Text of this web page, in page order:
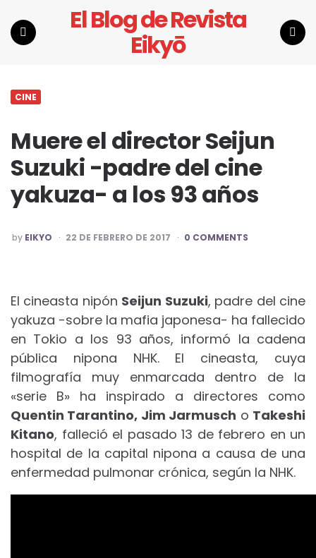
El Blog de Revista
Eikyō
CINE
Muere el director Seijun
Suzuki -padre del cine
yakuza- a los 93 años
POSTED
BY
by EIKYO 22 DE FEBRERO DE 2017 0 COMMENTS
El cineasta nipón Seijun Suzuki, padre del cine
yakuza -sobre la mafia japonesa- ha fallecido
en Tokio a los 93 años, informó la cadena
pública nipona NHK. El cineasta, cuya
filmografía muy enmarcada dentro de la
«serie B» ha inspirado a directores como
Quentin Tarantino, Jim Jarmusch o Takeshi
Kitano, falleció el pasado 13 de febrero en un
hospital de la capital nipona a causa de una
enfermedad pulmonar crónica, según la NHK.